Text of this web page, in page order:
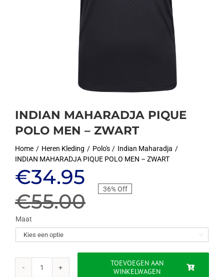
INDIAN MAHARADJA PIQUE
POLO MEN – ZWART
Home Heren Kleding Polo's
Indian Maharadja
INDIAN MAHARADJA PIQUE POLO MEN – ZWART
€55.00
Oorspronkelijke
prijs
was:
€55.00.
€34.95
Huidige
prijs
is:
€34.95.
36% Off
Maat

INDIAN
TOEVOEGEN AAN
WINKELWAGEN